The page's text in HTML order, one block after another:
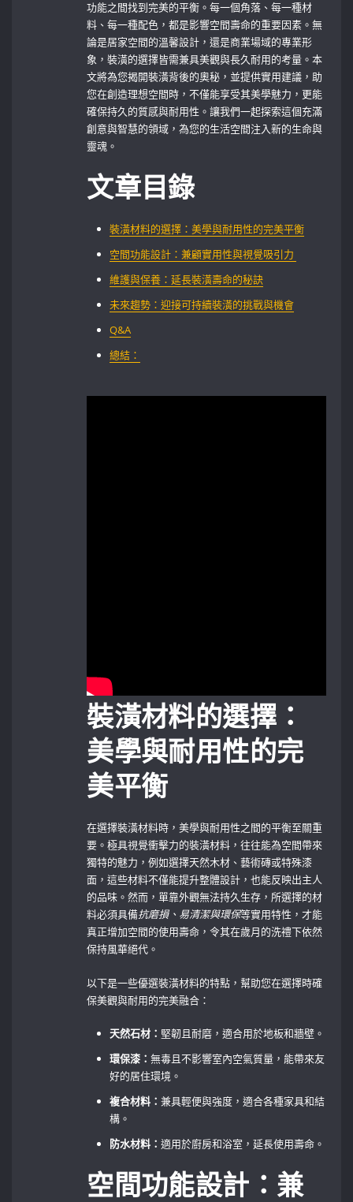
功能之間找到完美的平衡。每一個角落、每一種材
料、每一種配色，都是影響空間壽命的重要因素。無
論是居家空間的溫馨設計，還是商業場域的專業形
象，裝潢的選擇皆需兼具美觀與長久耐用的考量。本
文將為您揭開裝潢背後的奧秘，並提供實用建議，助
您在創造理想空間時，不僅能享受其美學魅力，更能
確保持久的質感與耐用性。讓我們一起探索這個充滿
創意與智慧的領域，為您的生活空間注入新的生命與
靈魂。
文章目錄
裝潢材料的選擇：美學與耐用性的完美平衡
空間功能設計：兼顧實用性與視覺吸引力⁤ ⁤
維護與保養：延長裝潢壽命的秘訣
未來趨勢：迎接可持續裝潢的挑戰與機會
Q&A
總結：
裝潢材料的選擇：
美學與耐用性的完
美平衡
在選擇裝潢材料時，美學與耐用性之間的平衡至關重
要。極具視覺衝擊力的裝潢材料，往往能為空間帶來
獨特的魅力，例如選擇天然木材、藝術磚或特殊漆
面，這些材料不僅能提升整體設計，也能反映出主人
的品味。然而，單靠外觀無法持久生存，所選擇的材
料必須具備抗磨損、易清潔與環保等實用特性，才能
真正增加空間的使用壽命，令其在歲月的洗禮下依然
保持風華絕代。
以下是一些優選裝潢材料的特點，幫助您在選擇時確
保美觀與耐用的完美融合：
天然石材： 堅韌且耐磨，適合用於地板和牆壁。
環保漆：無毒且不影響室內空氣質量，能帶來友
好的居住環境。
複合材料：兼具輕便與強度，適合各種家具和結
構。
防水材料：適用於廚房和浴室，延長使用壽命。
空間功能設計：兼